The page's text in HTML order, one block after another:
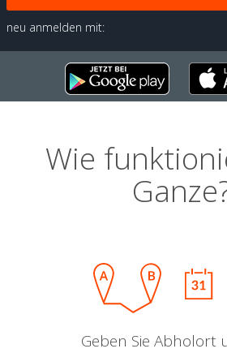
neu anmelden mit:
Wie
Geben Sie Abholort